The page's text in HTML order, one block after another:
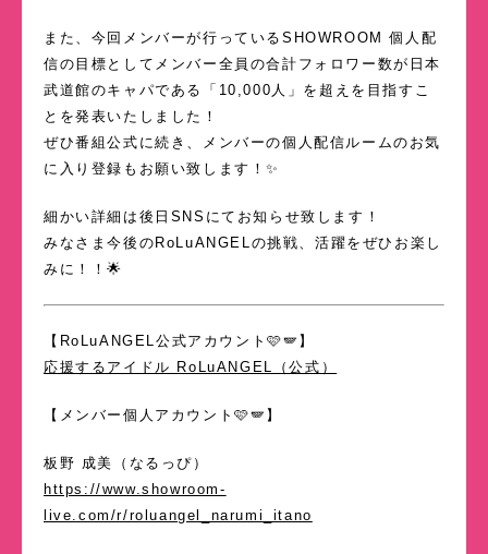
また、今回メンバーが行っているSHOWROOM 個人配
信の目標としてメンバー全員の合計フォロワー数が日本
武道館のキャパである「10,000人」を超えを目指すこ
とを発表いたしました！
ぜひ番組公式に続き、メンバーの個人配信ルームのお気
に入り登録もお願い致します！✨
細かい詳細は後日SNSにてお知らせ致します！
みなさま今後のRoLuANGELの挑戦、活躍をぜひお楽し
みに！！🌟
【RoLuANGEL公式アカウント🩷🪽】
応援するアイドル RoLuANGEL（公式）
【メンバー個人アカウント🩷🪽】
板野 成美（なるっぴ）
https://www.showroom-
live.com/r/roluangel_narumi_itano